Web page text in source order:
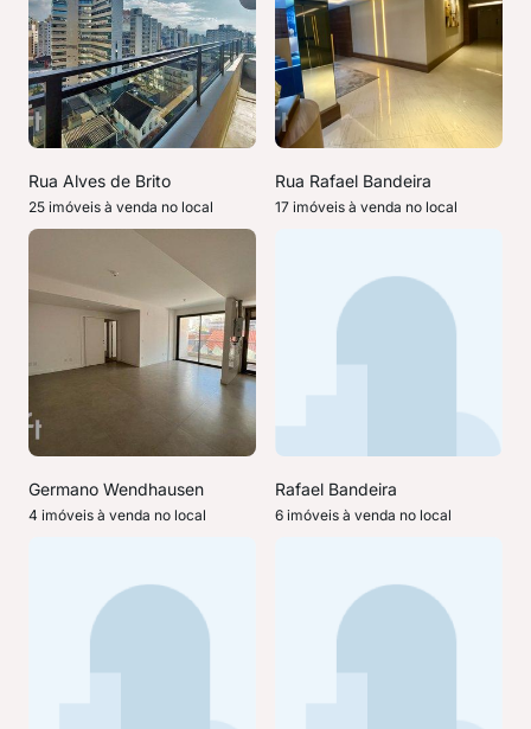
Rua Alves de Brito
25 imóveis à venda no local
Rua Rafael Bandeira
17 imóveis à venda no local
Germano Wendhausen
4 imóveis à venda no local
Rafael Bandeira
6 imóveis à venda no local